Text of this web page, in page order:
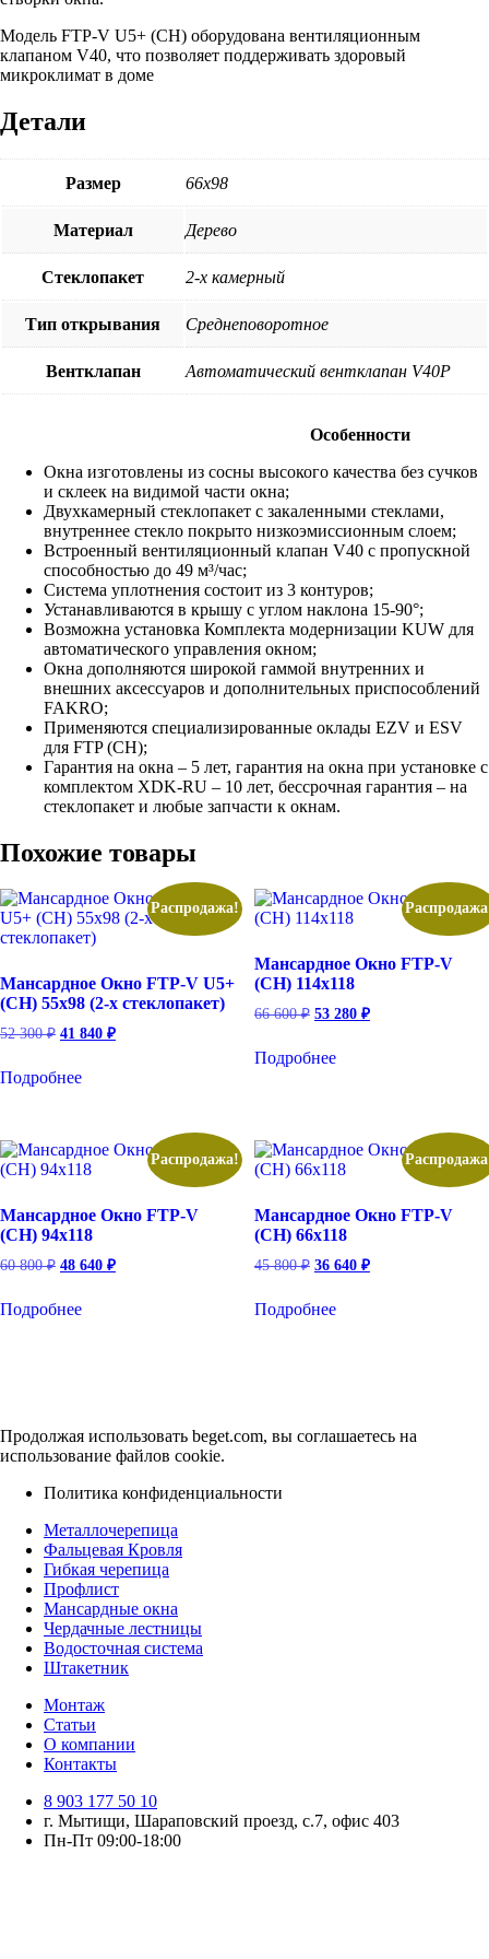
Модель FTP-V U5+ (CH) оборудована вентиляционным
клапаном V40, что позволяет поддерживать здоровый
микроклимат в доме
Детали
Размер 66х98
Материал Дерево
Стеклопакет 2-х камерный
Тип открывания Среднеповоротное
Вентклапан Автоматический вентклапан V40P
Особенности
Окна изготовлены из сосны высокого качества без сучков
и склеек на видимой части окна;
Двухкамерный стеклопакет с закаленными стеклами,
внутреннее стекло покрыто низкоэмиссионным слоем;
Встроенный вентиляционный клапан V40 с пропускной
способностью до 49 м³/час;
Система уплотнения состоит из 3 контуров;
Устанавливаются в крышу с углом наклона 15-90°;
Возможна установка Комплекта модернизации KUW для
автоматического управления окном;
Окна дополняются широкой гаммой внутренних и
внешних аксессуаров и дополнительных приспособлений
FAKRO;
Применяются специализированные оклады EZV и ESV
для FTP (CH);
Гарантия на окна – 5 лет, гарантия на окна при установке с
комплектом XDK-RU – 10 лет, бессрочная гарантия – на
стеклопакет и любые запчасти к окнам.
Похожие товары
Распродажа!
Мансардное Окно FTP-V U5+
(CH) 55х98 (2-х стеклопакет)
52 300₽ Первоначальная
52
41 840 ₽Текущая
Подробнее
Мансардное Окно FTP-V
(CH) 114х118
66 600₽ Первоначальная
66
53 280 ₽Текущая
Подробнее
Распродажа!
Мансардное Окно FTP-V
(CH) 94х118
60 800₽ Первоначальная
60
48 640 ₽Текущая
Подробнее
Мансардное Окно FTP-V
(CH) 66х118
45 800₽ Первоначальная
45
36 640 ₽Текущая
Подробнее
Продолжая использовать beget.com, вы соглашаетесь на
использование файлов cookie.
Политика конфиденциальности
Металлочерепица
Фальцевая Кровля
Гибкая черепица
Профлист
Мансардные окна
Чердачные лестницы
Водосточная система
Штакетник
Монтаж
Статьи
О компании
Контакты
8 903 177 50 10
г. Мытищи, Шараповский проезд, с.7, офис 403
Пн-Пт 09:00-18:00